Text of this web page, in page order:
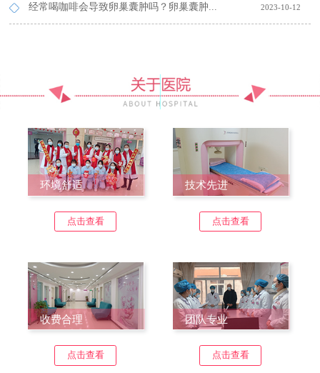
经常喝咖啡会导致卵巢囊肿吗？卵巢囊肿... 2023-10-12
环境舒适
点击查看
技术先进
点击查看
收费合理
点击查看
团队专业
点击查看